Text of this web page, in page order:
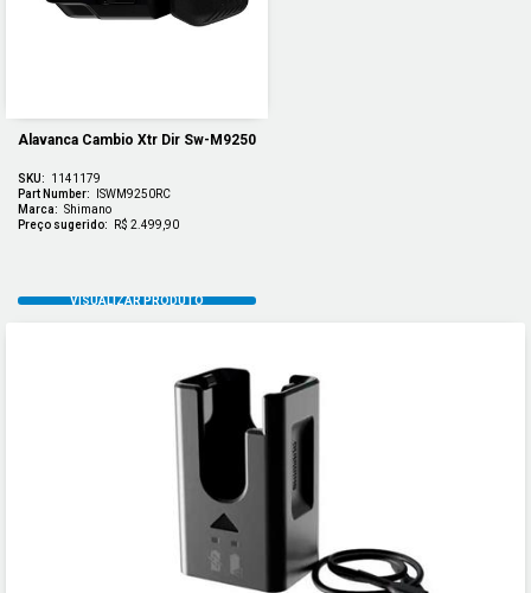
Alavanca Cambio Xtr Dir Sw-M9250
SKU:
1141179
Part Number:
ISWM9250RC
Marca: Shimano
Preço sugerido:
R$ 2.499,90